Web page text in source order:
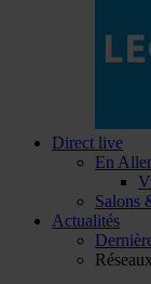
Direct live
En
Salons
Actualités